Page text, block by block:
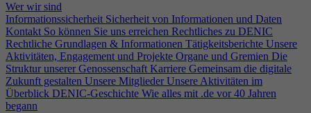
Wer wir sind
Informationssicherheit Sicherheit von Informationen und Daten
Kontakt So können Sie uns erreichen Rechtliches zu DENIC
Rechtliche Grundlagen & Informationen Tätigkeitsberichte Unsere
Aktivitäten, Engagement und Projekte Organe und Gremien Die
Struktur unserer Genossenschaft Karriere Gemeinsam die digitale
Zukunft gestalten Unsere Mitglieder Unsere Aktivitäten im
Überblick DENIC-Geschichte Wie alles mit .de vor 40 Jahren
begann